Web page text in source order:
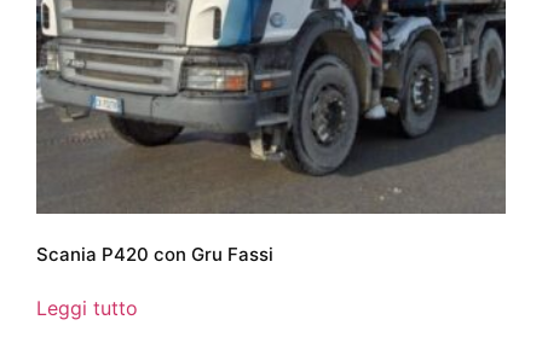
Scania P420 con Gru Fassi
Leggi tutto